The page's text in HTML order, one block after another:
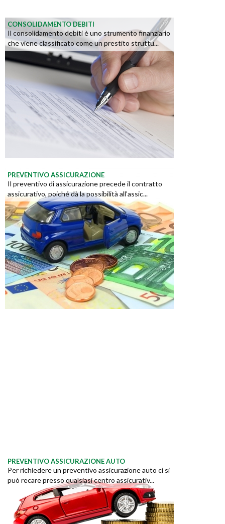
CONSOLIDAMENTO DEBITI
Il consolidamento debiti è uno strumento finanziario
che viene classificato come un prestito struttu...
PREVENTIVO ASSICURAZIONE
Il preventivo di assicurazione precede il contratto
assicurativo, poiché dà la possibilità all’assic...
PREVENTIVO ASSICURAZIONE AUTO
Per richiedere un preventivo assicurazione auto ci si
può recare presso qualsiasi centro assicurativ...